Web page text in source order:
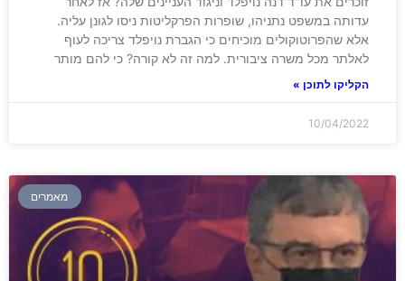
עדותה במשפט נתניהו, שופרות הפרקליטות ניסו לגונן עליה.
אלא שהפרוטוקולים מוכיחים כי הגברת נויפלד צריכה לעוף
לאלתר מכל משרה ציבורית. למה זה לא קורה? כי להם מותר
הקליקו לתוכן »
10/04/2022
מאמרים